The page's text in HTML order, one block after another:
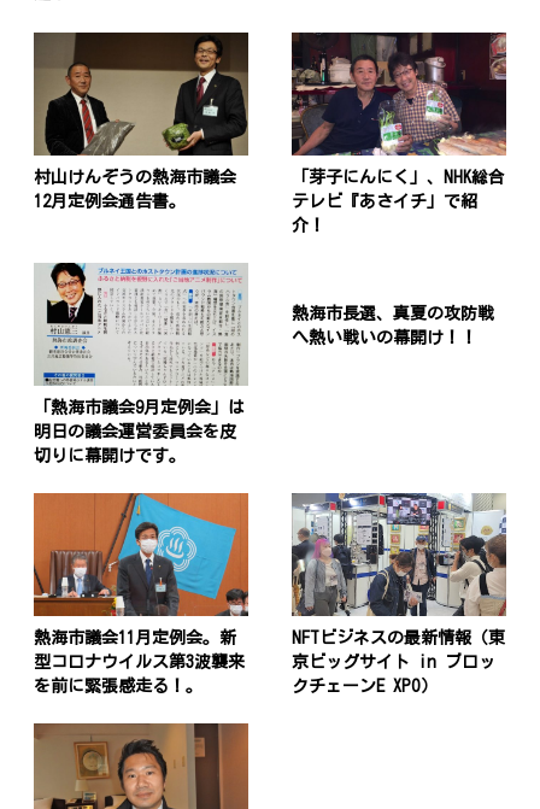
村山けんぞうの熱海市議会
12月定例会通告書。
「芽子にんにく」、NHK総合
テレビ『あさイチ」で紹
介！
「熱海市議会9月定例会」は
明日の議会運営委員会を皮
切りに幕開けです。
熱海市長選、真夏の攻防戦
へ熱い戦いの幕開け！！
熱海市議会11月定例会。新
型コロナウイルス第3波襲来
を前に緊張感走る！。
NFTビジネスの最新情報（東
京ビッグサイト in ブロッ
クチェーンE XPO）